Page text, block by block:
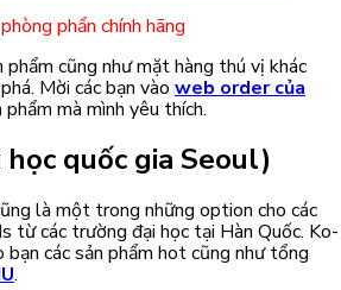
phẩn chính hãng
phẩm cũng như mặt hàng thú vị khác
Mời các bạn vào web order của
mà mình yêu thích.
quốc gia Seoul)
là một trong những option cho các
từ các trường đại học tại Hàn Quốc. Ko-
các sản phẩm hot cũng như tổng
.